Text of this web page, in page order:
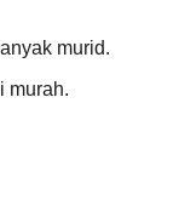
murid.
murah.